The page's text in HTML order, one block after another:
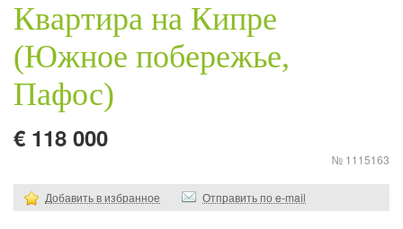
Квартира на Кипре
(Южное побережье,
Пафос)
€ 118 000
№ 1115163
Добавить в избранное Отправить по e-mail